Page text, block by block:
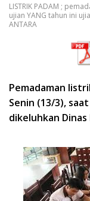
LISTRIK PADAM ;
ujian YANG tahun ini
ANTARA
Pemadaman
Senin (13/3),
dikeluhkan